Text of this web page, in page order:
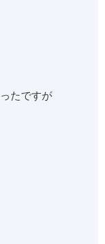
たですが